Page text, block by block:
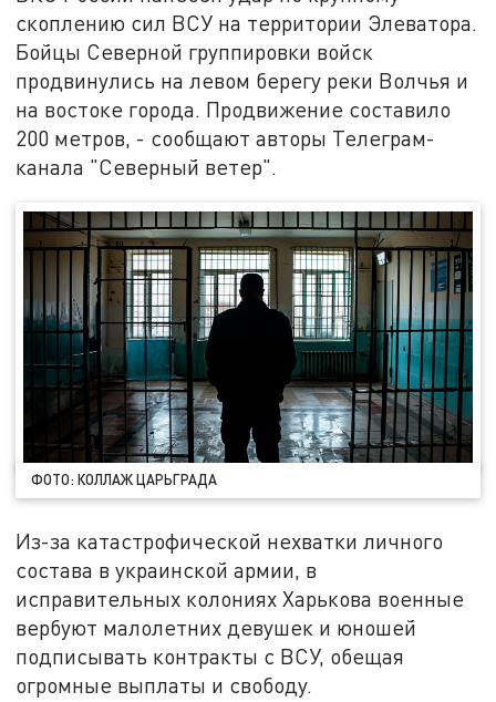
скоплению сил ВСУ на территории Элеватора.
Бойцы Северной группировки войск
продвинулись на левом берегу реки Волчья и
на востоке города. Продвижение составило
200 метров, - сообщают авторы Телеграм-
канала "Северный ветер".
ФОТО: КОЛЛАЖ ЦАРЬГРАДА
Из-за катастрофической нехватки личного
состава в украинской армии, в
исправительных колониях Харькова военные
вербуют малолетних девушек и юношей
подписывать контракты с ВСУ, обещая
огромные выплаты и свободу.